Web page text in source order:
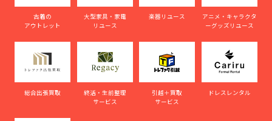
古着の
アウトレット
大型家具・家電
リユース
楽器リユース
アニメ・キャラクタ
ーグッズリユース
総合出張買取
終活・生前整理
サービス
引越＋買取
サービス
ドレスレンタル